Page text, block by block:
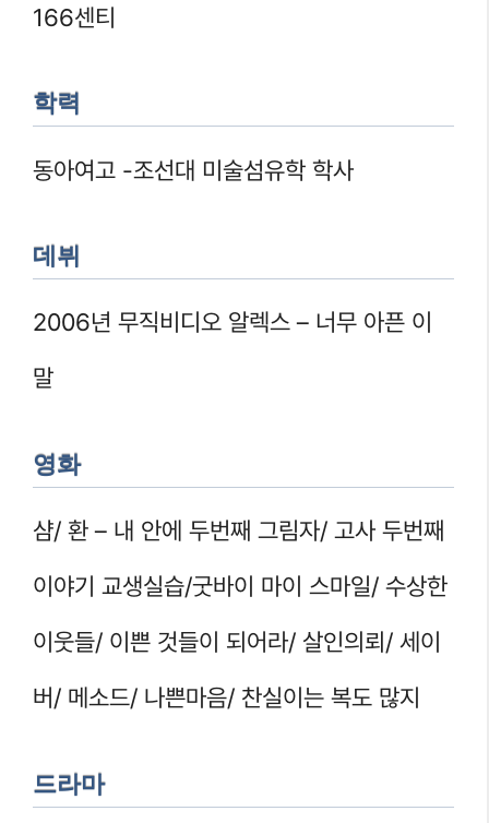
166센티
학력
동아여고 -조선대 미술섬유학 학사
데뷔
2006년 무직비디오 알렉스 – 너무 아픈 이
말
영화
샴/ 환 – 내 안에 두번째 그림자/ 고사 두번째
이야기 교생실습/굿바이 마이 스마일/ 수상한
이웃들/ 이쁜 것들이 되어라/ 살인의뢰/ 세이
버/ 메소드/ 나쁜마음/ 찬실이는 복도 많지
드라마